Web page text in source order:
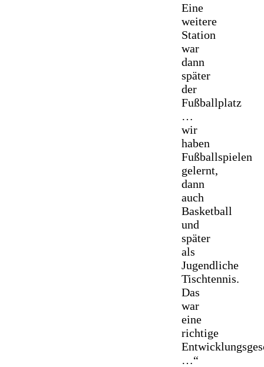
Eine
weitere
Station
war
dann
später
der
Fußballplatz
…
wir
haben
Fußballspielen
gelernt,
dann
auch
Basketball
und
später
als
Jugendliche
Tischtennis.
Das
war
eine
richtige
…“